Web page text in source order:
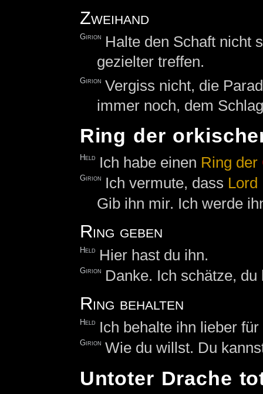
Zweihand
Girion
Halte den Schaft nicht
gezielter treffen.
Girion Vergiss nicht, die
immer noch, dem
Ring der
Held Ich habe einen Ring der
Girion Ich vermute, dass Lord
Gib ihn mir. Ich werde
Ring geben
Held Hier hast du ihn.
Girion Danke. Ich schätze,
Ring behalten
Held Ich behalte ihn lieber
Girion Wie du willst. Du
Untoter Drache